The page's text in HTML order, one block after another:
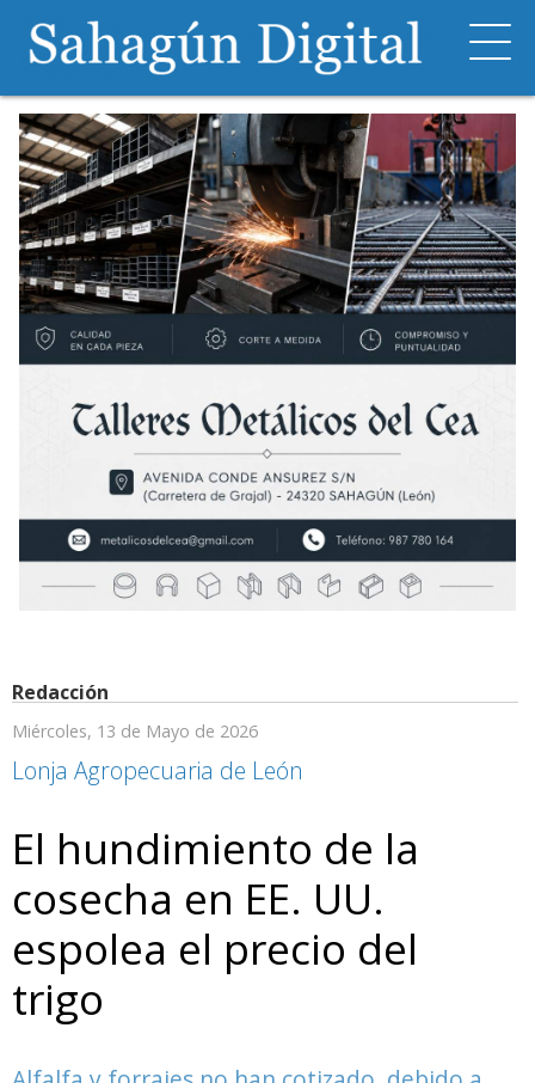
Redacción
Miércoles, 13 de Mayo de 2026
Lonja Agropecuaria de León
El hundimiento de la
cosecha en EE. UU.
espolea el precio del
trigo